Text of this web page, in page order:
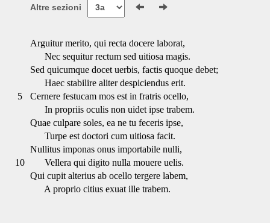
Altre sezioni
Arguitur merito, qui recta docere laborat,
Nec sequitur rectum sed uitiosa magis.
Sed quicumque docet uerbis, factis quoque debet;
Haec stabilire aliter despiciendus erit.
5
Cernere festucam mos est in fratris ocello,
In propriis oculis non uidet ipse trabem.
Quae culpare soles, ea ne tu feceris ipse,
Turpe est doctori cum uitiosa facit.
Nullitus imponas onus importabile nulli,
10
Vellera qui digito nulla mouere uelis.
Qui cupit alterius ab ocello tergere labem,
A proprio citius exuat ille trabem.